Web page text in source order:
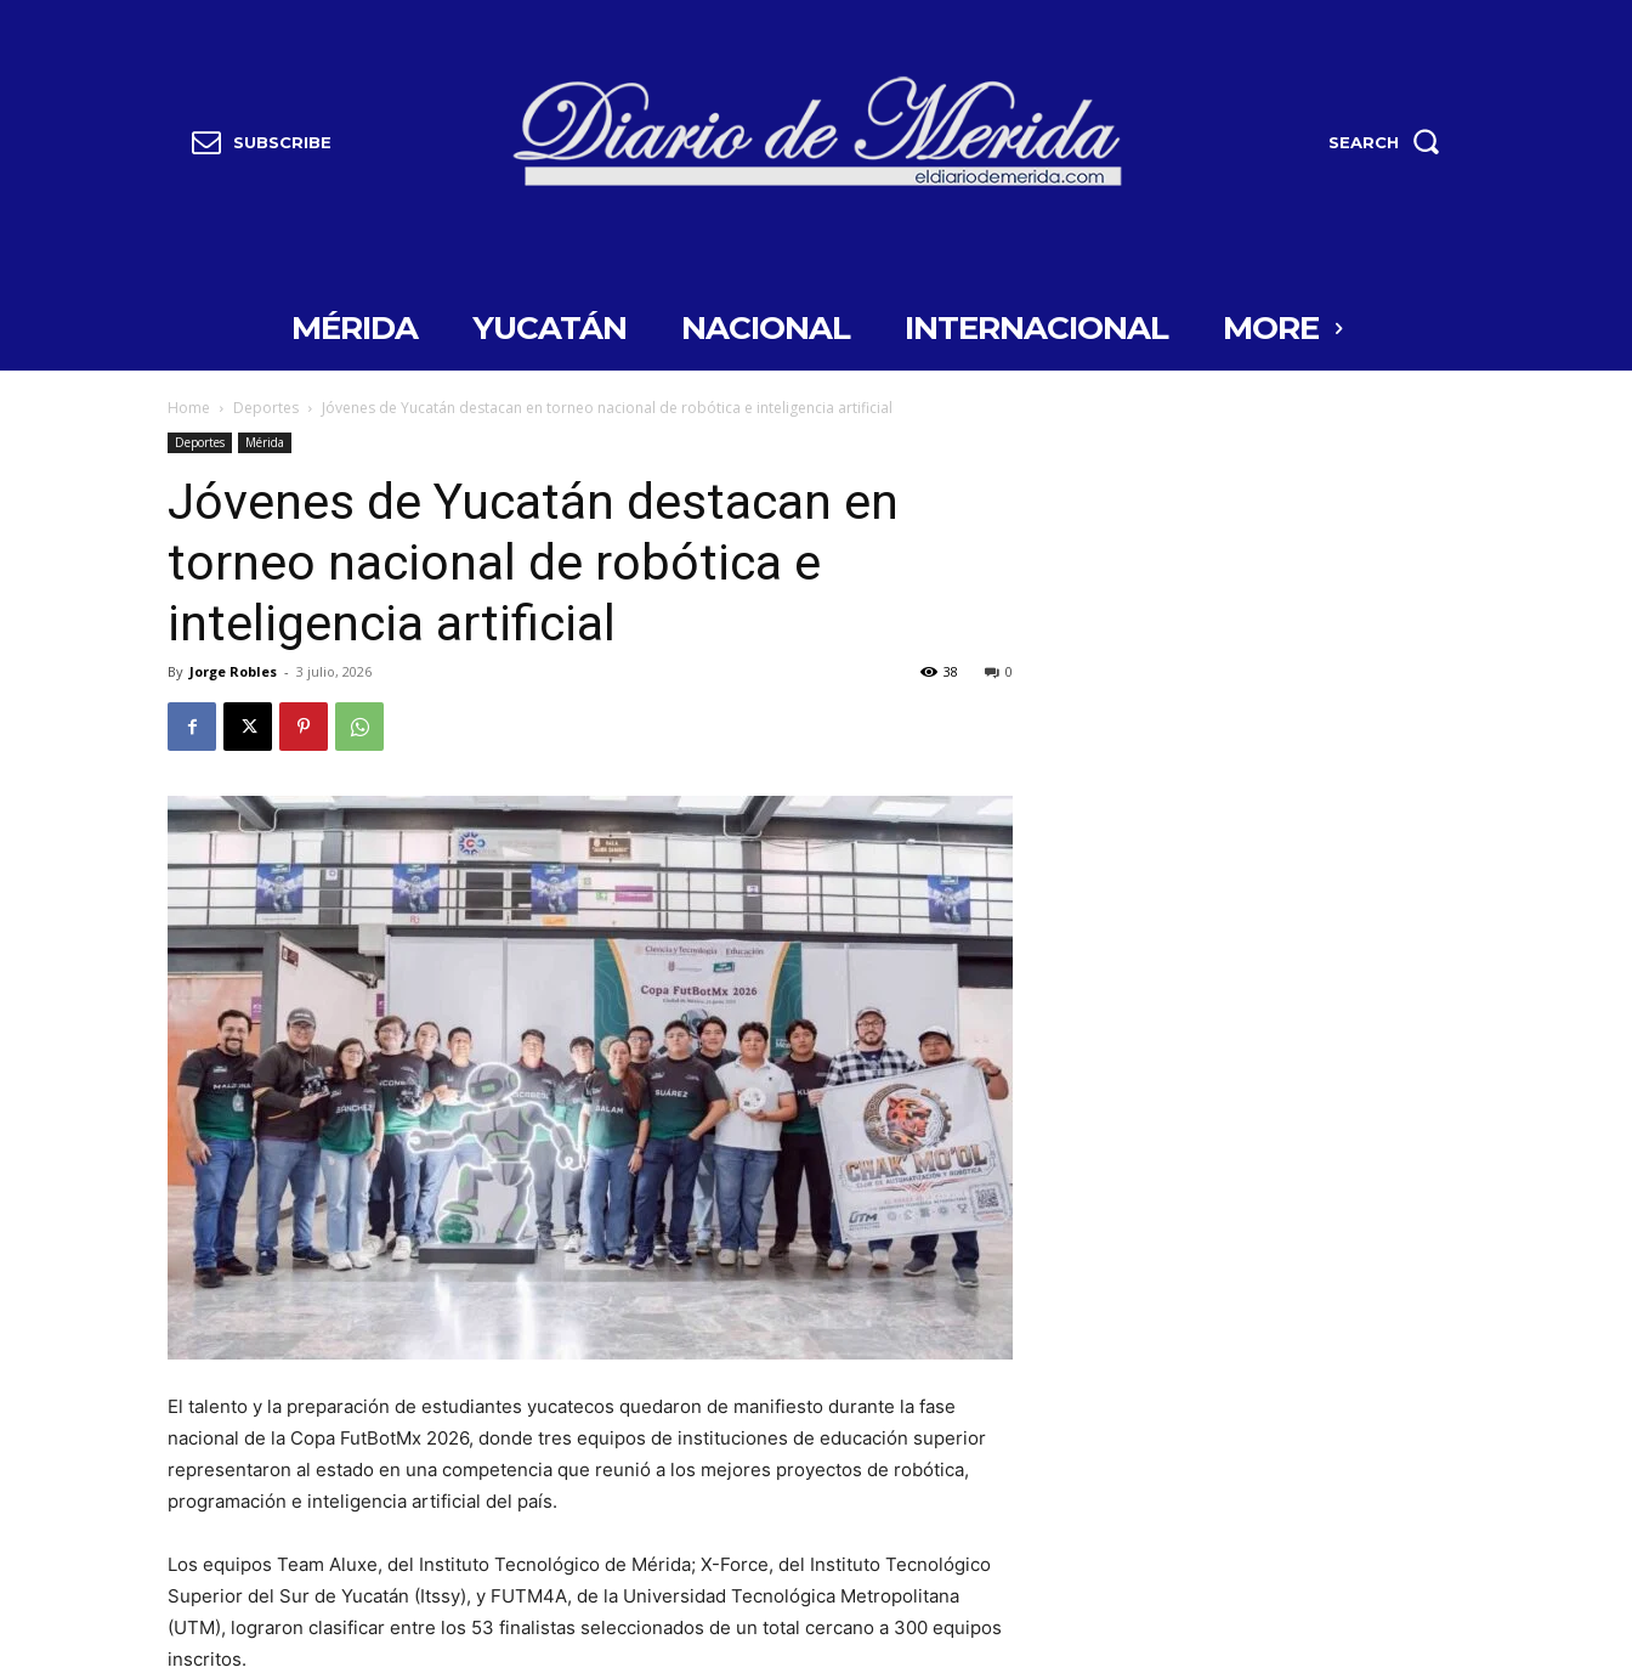
SUBSCRIBE SEARCH
MÉRIDA YUCATÁN NACIONAL INTERNACIONAL MORE
Home Deportes Jóvenes de Yucatán destacan en torneo nacional de robótica e inteligencia artificial
Deportes Mérida
Jóvenes de Yucatán destacan en
torneo nacional de robótica e
inteligencia artificial
By Jorge Robles - 3 julio, 2026 0
38
El talento y la preparación de estudiantes yucatecos quedaron de manifiesto durante la fase
nacional de la Copa FutBotMx 2026, donde tres equipos de instituciones de educación superior
representaron al estado en una competencia que reunió a los mejores proyectos de robótica,
programación e inteligencia artificial del país.
Los equipos Team Aluxe, del Instituto Tecnológico de Mérida; X-Force, del Instituto Tecnológico
Superior del Sur de Yucatán (Itssy), y FUTM4A, de la Universidad Tecnológica Metropolitana
(UTM), lograron clasificar entre los 53 finalistas seleccionados de un total cercano a 300 equipos
inscritos.